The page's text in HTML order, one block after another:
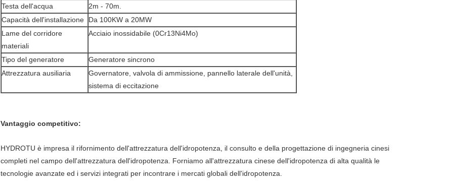
Testa dell'acqua
2m - 70m.
Capacità dell'installazione
Da 100KW a 20MW
Lame del corridore
materiali
Acciaio inossidabile (0Cr13Ni4Mo)
Tipo del generatore
Generatore sincrono
Attrezzatura ausiliaria
Governatore, valvola di ammissione, pannello laterale dell'unità,
sistema di eccitazione
Vantaggio competitivo:
HYDROTU è impresa il rifornimento dell'attrezzatura dell'idropotenza, il consulto e della progettazione di ingegneria cinesi
completi nel campo dell'attrezzatura dell'idropotenza. Forniamo all'attrezzatura cinese dell'idropotenza di alta qualità le
tecnologie avanzate ed i servizi integrati per incontrare i mercati globali dell'idropotenza.